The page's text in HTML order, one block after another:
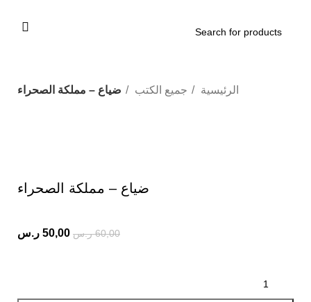
الرئيسية جميع الكتب ضياع – مملكة الصحراء
ضياع – مملكة الصحراء
60,00 ر.س 50,00 ر.س